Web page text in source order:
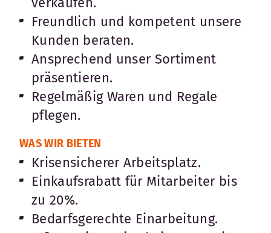
Freundlich und kompetent unsere
Kunden beraten.
Ansprechend unser Sortiment
präsentieren.
Regelmäßig Waren und Regale
pflegen.
WAS WIR BIETEN
Krisensicherer Arbeitsplatz.
Einkaufsrabatt für Mitarbeiter bis
zu 20%.
Bedarfsgerechte Einarbeitung.